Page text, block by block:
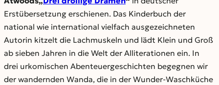
Erstübersetzung erschienen. Das Kinderbuch der
national wie international vielfach ausgezeichneten
Autorin kitzelt die Lachmuskeln und lädt Klein und Groß
ab sieben Jahren in die Welt der Alliterationen ein. In
drei urkomischen Abenteuergeschichten begegnen wir
der wandernden Wanda, die in der Wunder-Waschküche